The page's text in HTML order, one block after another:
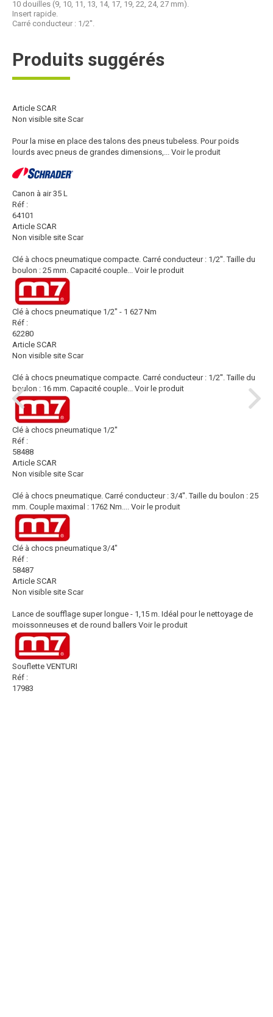
10 douilles (9, 10, 11, 13, 14, 17, 19, 22, 24, 27 mm).
Insert rapide.
Carré conducteur : 1/2''.
Produits suggérés
Article SCAR
Non visible site Scar
Pour la mise en place des talons des pneus tubeless. Pour poids
lourds avec pneus de grandes dimensions,... Voir le produit
Canon à air 35 L
Réf :
64101
Article SCAR
Non visible site Scar
Clé à chocs pneumatique compacte. Carré conducteur : 1/2''. Taille du
boulon : 25 mm. Capacité couple... Voir le produit
Clé à chocs pneumatique 1/2" - 1 627 Nm
Réf :
62280
Article SCAR
Non visible site Scar
Clé à chocs pneumatique compacte. Carré conducteur : 1/2''. Taille du
boulon : 16 mm. Capacité couple... Voir le produit
Clé à chocs pneumatique 1/2''
Réf :
58488
Article SCAR
Non visible site Scar
Clé à chocs pneumatique. Carré conducteur : 3/4''. Taille du boulon : 25
mm. Couple maximal : 1762 Nm.... Voir le produit
Clé à chocs pneumatique 3/4"
Réf :
58487
Article SCAR
Non visible site Scar
Lance de soufflage super longue - 1,15 m. Idéal pour le nettoyage de
moissonneuses et de round ballers Voir le produit
Souflette VENTURI
Réf :
17983